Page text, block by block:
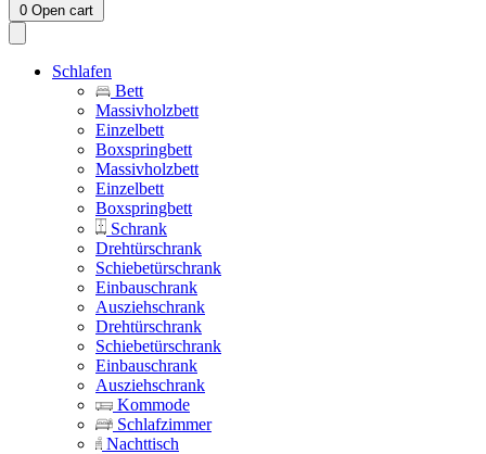
0 Open cart
Schlafen
Bett
Massivholzbett
Einzelbett
Boxspringbett
Massivholzbett
Einzelbett
Boxspringbett
Schrank
Drehtürschrank
Schiebetürschrank
Einbauschrank
Ausziehschrank
Drehtürschrank
Schiebetürschrank
Einbauschrank
Ausziehschrank
Kommode
Schlafzimmer
Nachttisch